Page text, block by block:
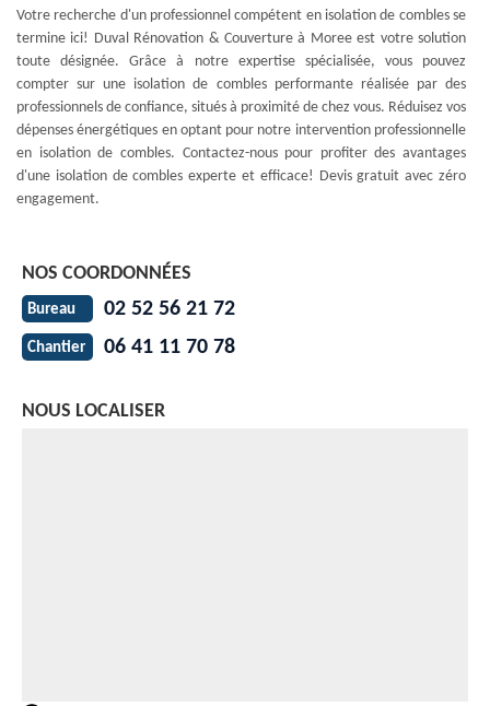
Votre recherche d'un professionnel compétent en isolation de combles se
termine ici! Duval Rénovation & Couverture à Moree est votre solution
toute désignée. Grâce à notre expertise spécialisée, vous pouvez
compter sur une isolation de combles performante réalisée par des
professionnels de confiance, situés à proximité de chez vous. Réduisez vos
dépenses énergétiques en optant pour notre intervention professionnelle
en isolation de combles. Contactez-nous pour profiter des avantages
d'une isolation de combles experte et efficace! Devis gratuit avec zéro
engagement.
NOS COORDONNÉES
Bureau 02 52 56 21 72
Chantier 06 41 11 70 78
NOUS LOCALISER